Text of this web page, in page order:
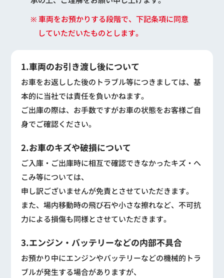
※ 車両をお預かりする段階で、下記条項に同意
していただいたものとします。
1.車両のお引き渡し後について
お車をお返しした後のトラブル等につきましては、基
本的に当社では責任を負いかねます。
ご出庫の際は、お手数ですがお車の状態をお客様ご自
身でご確認ください。
2.お車のキズや破損について
ご入庫・ご出庫時に相互で確認できなかったキズ・へ
こみ等については、
申し訳ございませんが免責とさせていただきます。
また、場内移動時の飛び石や小さな擦れなど、不可抗
力による損傷も同様とさせていただきます。
3.エンジン・バッテリーなどの内部不具合
お預かり中にエンジンやバッテリーなどの機械的トラ
ブルが発生する場合がありますが、